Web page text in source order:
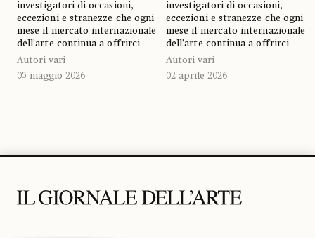
investigatori di occasioni,
eccezioni e stranezze che ogni
mese il mercato internazionale
dell’arte continua a offrirci
Autori vari
05 maggio 2026
investigatori di occasioni,
eccezioni e stranezze che ogni
mese il mercato internazionale
dell’arte continua a offrirci
Autori vari
02 aprile 2026